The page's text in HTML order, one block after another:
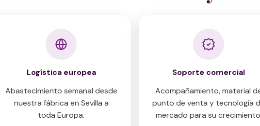
Logística europea
Abastecimiento semanal desde
nuestra fábrica en Sevilla a
toda Europa.
Soporte comercial
Acompañamiento, material
punto de venta y tecnología
mercado para su